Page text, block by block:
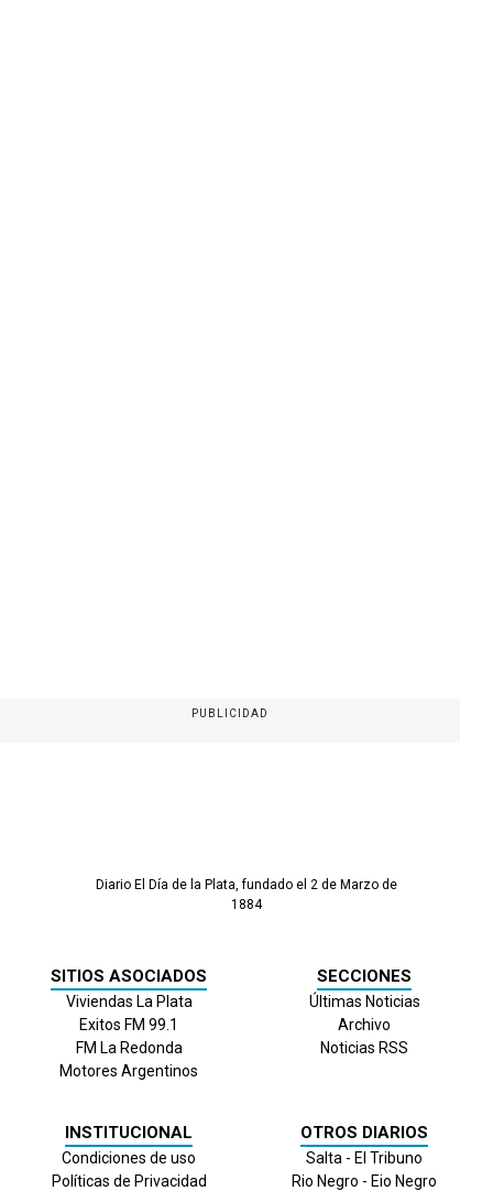
PUBLICIDAD
Diario El Día de la Plata, fundado el 2 de Marzo de
1884
SITIOS ASOCIADOS
Viviendas La Plata
Exitos FM 99.1
FM La Redonda
Motores Argentinos
SECCIONES
Últimas Noticias
Archivo
Noticias RSS
INSTITUCIONAL
Condiciones de uso
Políticas de Privacidad
OTROS DIARIOS
Salta - El Tribuno
Rio Negro - Eio Negro